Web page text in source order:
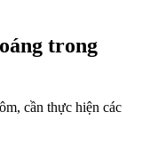
trong
cần thực hiện các